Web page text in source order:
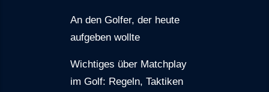
An den Golfer, der heute
aufgeben wollte
Wichtiges über Matchplay
im Golf: Regeln, Taktiken